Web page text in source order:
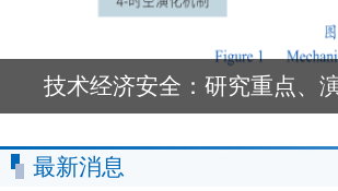
技术经济安全：研究重点、
最新消息